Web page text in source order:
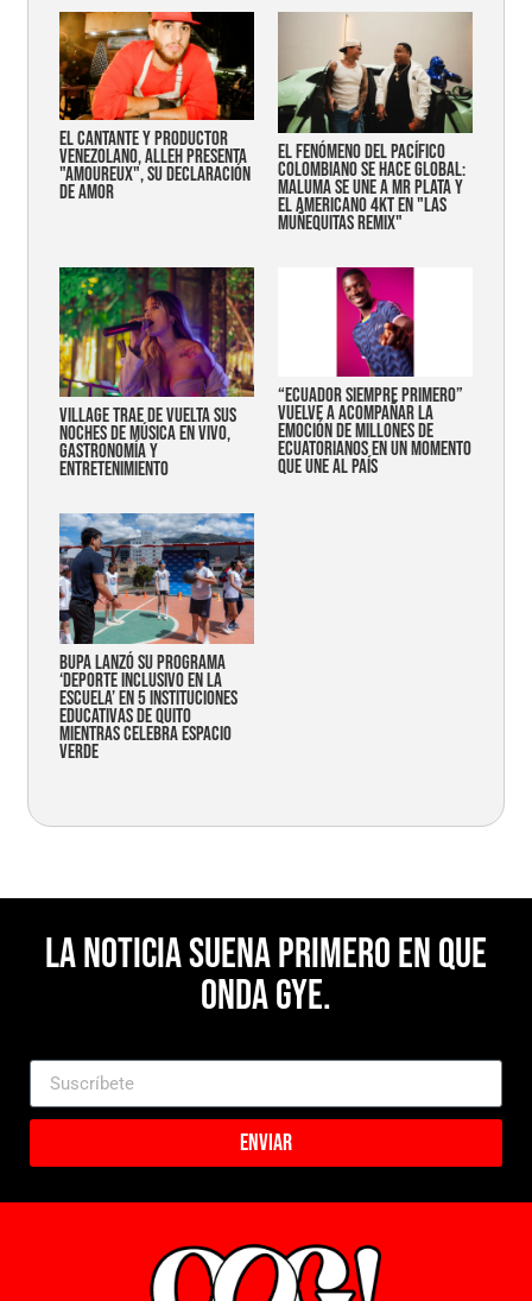
EL CANTANTE Y PRODUCTOR
VENEZOLANO, ALLEH PRESENTA
"AMOUREUX", SU DECLARACIÓN
DE AMOR
EL FENÓMENO DEL PACÍFICO
COLOMBIANO SE HACE GLOBAL:
MALUMA SE UNE A MR PLATA Y
EL AMERICANO 4KT EN "LAS
MUÑEQUITAS REMIX"
Village trae de vuelta sus
noches de música en vivo,
gastronomía y
entretenimiento
“Ecuador siempre primero”
vuelve a acompañar la
emoción de millones de
ecuatorianos en un momento
que une al país
Bupa lanzó su programa
‘Deporte Inclusivo en la
Escuela’ en 5 instituciones
educativas de Quito
mientras celebra espacio
verde
La noticia suena primero en Que
Onda Gye.
Enviar